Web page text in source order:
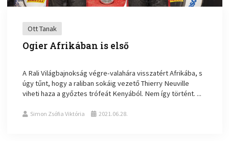
Ott Tanak
Ogier Afrikában is első
A Rali Világbajnokság végre-valahára visszatért Afrikába, s
úgy tűnt, hogy a raliban sokáig vezető Thierry Neuville
viheti haza a győztes trófeát Kenyából. Nem így történt. ...
Simon Zsófia Viktória 2021.06.28.